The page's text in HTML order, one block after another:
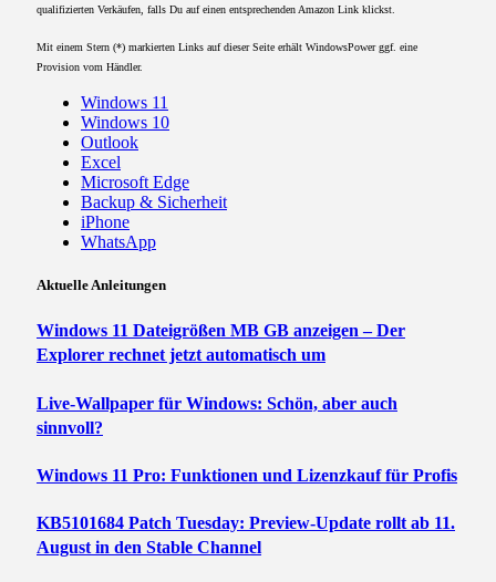
qualifizierten Verkäufen, falls Du auf einen entsprechenden Amazon Link klickst.
Mit einem Stern (*) markierten Links auf dieser Seite erhält WindowsPower ggf. eine
Provision vom Händler.
Windows 11
Windows 10
Outlook
Excel
Microsoft Edge
Backup & Sicherheit
iPhone
WhatsApp
Aktuelle Anleitungen
Windows 11 Dateigrößen MB GB anzeigen – Der
Explorer rechnet jetzt automatisch um
Live-Wallpaper für Windows: Schön, aber auch
sinnvoll?
Windows 11 Pro: Funktionen und Lizenzkauf für Profis
KB5101684 Patch Tuesday: Preview-Update rollt ab 11.
August in den Stable Channel